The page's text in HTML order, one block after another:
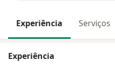
Experiência Serviços
Experiência